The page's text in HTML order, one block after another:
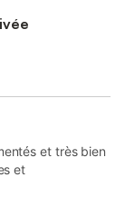
et très bien
et